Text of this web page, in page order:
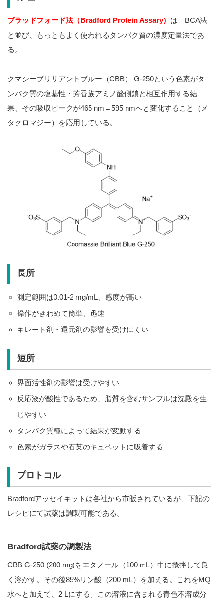
ブラッドフォード法（Bradford Protein Assary） は BCA法
と並び、もっともよく使われるタンパク質の濃度定量法であ
る。
クマシーブリリアントブルー（CBB） G-250という色素がタ
ンパク質の塩基性・芳香族アミノ酸側鎖と相互作用する結
果、その吸収ピークが465 nm→595 nmへと変化すること（メ
タクロマジー）を応用している。
長所
測定範囲は0.01-2 mg/mL、感度が高い
操作がきわめて簡単、迅速
キレート剤・還元剤の影響を受けにくい
短所
界面活性剤の影響は受けやすい
反応液が酸性であるため、脂質を含むサンプルは沈殿を生
じやすい
タンパク質種によって結果が変動する
色素がガラスや石英のキュベットに吸着する
プロトコル
Bradfordアッセイキットは各社から市販されているが、下記の
レシピにて試薬は調製可能である。
Bradford試薬の調製法
CBB G-250 (200 mg)をエタノール（100 mL）中に攪拌して良
く溶かす。その後85%リン酸（200 mL）を加える。これをMQ
水へと加えて、2 Lにする。この溶液に含まれる青色不溶成分